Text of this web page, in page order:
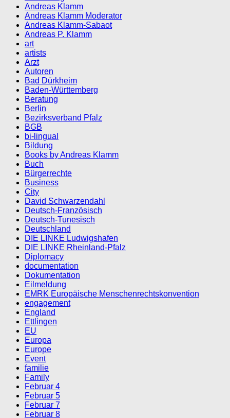
Andreas Klamm
Andreas Klamm Moderator
Andreas Klamm-Sabaot
Andreas P. Klamm
art
artists
Arzt
Autoren
Bad Dürkheim
Baden-Württemberg
Beratung
Berlin
Bezirksverband Pfalz
BGB
bi-lingual
Bildung
Books by Andreas Klamm
Buch
Bürgerrechte
Business
City
David Schwarzendahl
Deutsch-Französisch
Deutsch-Tunesisch
Deutschland
DIE LINKE Ludwigshafen
DIE LINKE Rheinland-Pfalz
Diplomacy
documentation
Dokumentation
Eilmeldung
EMRK Europäische Menschenrechtskonvention
engagement
England
Ettlingen
EU
Europa
Europe
Event
familie
Family
Februar 4
Februar 5
Februar 7
Februar 8